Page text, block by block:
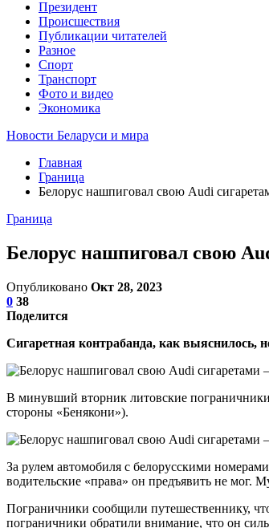
Президент
Происшествия
Публикации читателей
Разное
Спорт
Транспорт
Фото и видео
Экономика
Новости Беларуси и мира
Главная
Граница
Белорус нашпиговал свою Audi
Граница
Белорус нашпиговал свою
Опубликовано Окт 28, 2023
0 38
Поделится
Сигаретная контрабанда, как выяснилось,
В минувший вторник литовские
стороны «Бенякони»).
За рулем автомобиля с белорусскими
водительские «права» он предъявить не мог.
Пограничники сообщили путешественнику,
пограничники обратили внимание, что он